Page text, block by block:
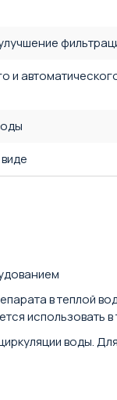
и
в теплой
использовать в
воды.